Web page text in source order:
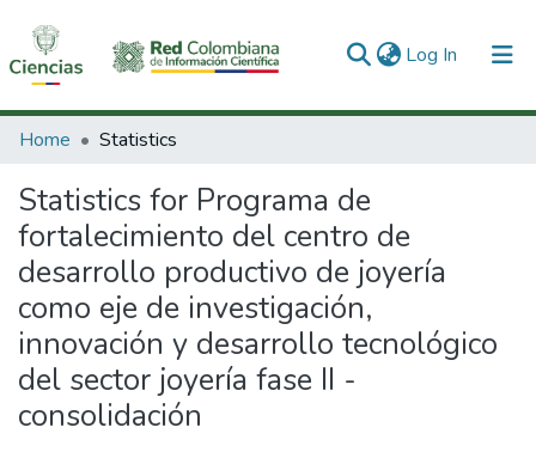
Log In (current)
Communities & Collections
All of DSpace
Home Statistics
Statistics for Programa de
fortalecimiento del centro de
desarrollo productivo de joyería
como eje de investigación,
innovación y desarrollo tecnológico
del sector joyería fase II -
consolidación